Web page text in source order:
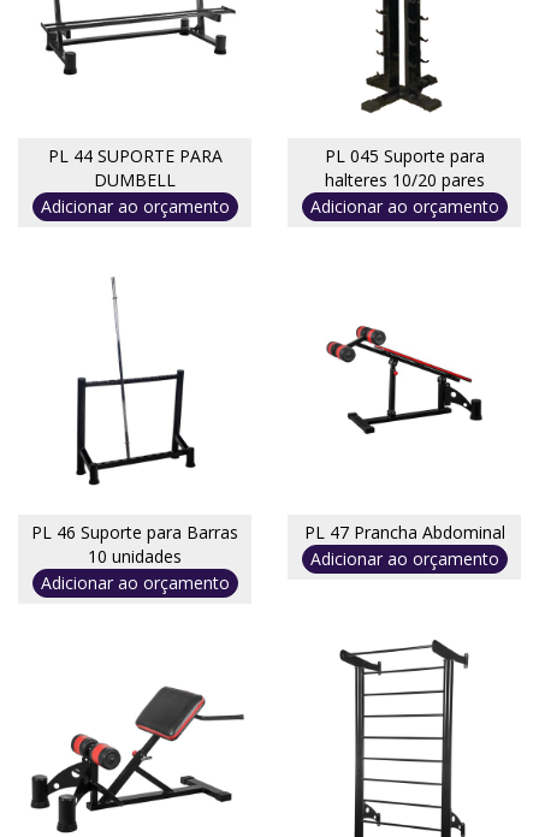
PL 44 SUPORTE PARA
DUMBELL
Adicionar ao orçamento
PL 045 Suporte para
halteres 10/20 pares
Adicionar ao orçamento
PL 46 Suporte para Barras
10 unidades
Adicionar ao orçamento
PL 47 Prancha Abdominal
Adicionar ao orçamento